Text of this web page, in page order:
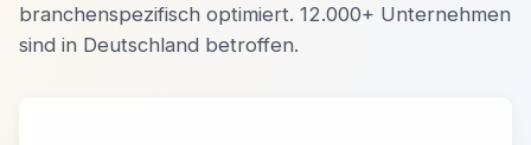
branchenspezifisch optimiert. 12.000+ Unternehmen
sind in Deutschland betroffen.